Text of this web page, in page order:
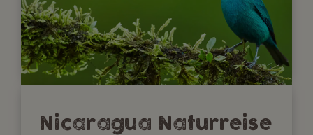
Nicaragua Naturreise